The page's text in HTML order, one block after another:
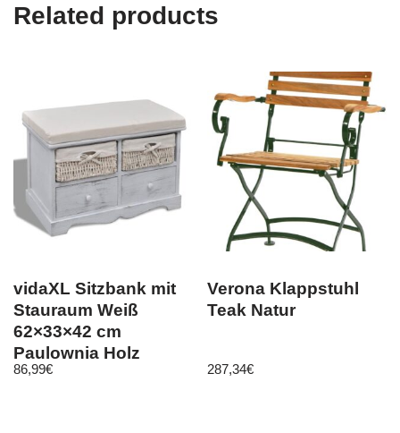
Related products
vidaXL Sitzbank mit
Stauraum Weiß
62×33×42 cm
Paulownia Holz
86,99€
Verona Klappstuhl
Teak Natur
287,34€